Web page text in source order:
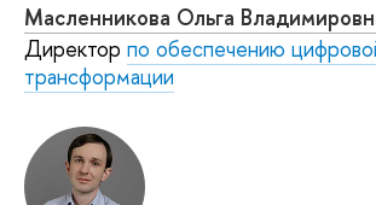
Масленникова Ольга
Директор по обеспечению
трансформации